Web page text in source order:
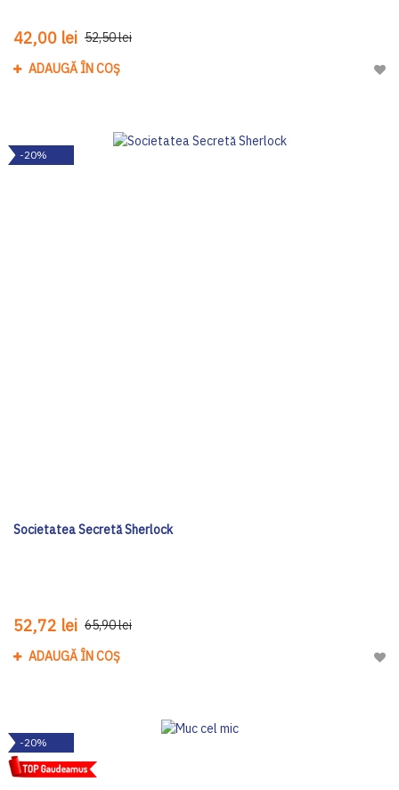
42,00 lei 52,50 lei
ADAUGĂ ÎN COȘ
-20%
Societatea Secretă Sherlock
52,72 lei 65,90 lei
ADAUGĂ ÎN COȘ
-20%